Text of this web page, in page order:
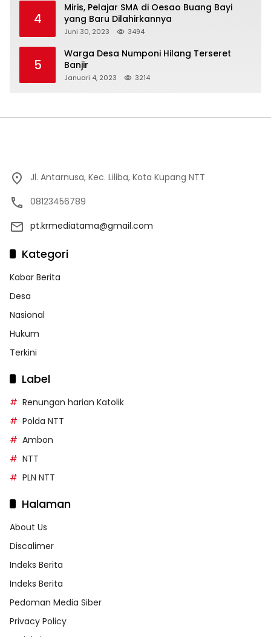
4
Miris, Pelajar SMA di Oesao Buang Bayi
yang Baru Dilahirkannya
Juni 30, 2023 3494
5
Warga Desa Numponi Hilang Terseret
Banjir
Januari 4, 2023 3214
Jl. Antarnusa, Kec. Liliba, Kota Kupang NTT
08123456789
pt.krmediatama@gmail.com
Kategori
Kabar Berita
Desa
Nasional
Hukum
Terkini
Label
Renungan harian Katolik
Polda NTT
Ambon
NTT
PLN NTT
Halaman
About Us
Discalimer
Indeks Berita
Indeks Berita
Pedoman Media Siber
Privacy Policy